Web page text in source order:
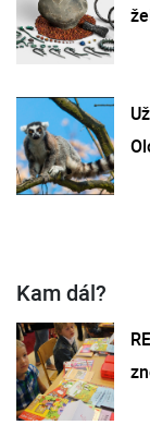
Kam dál?